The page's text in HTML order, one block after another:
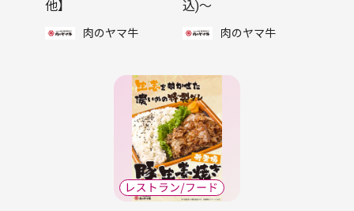
他】
肉のヤマ牛
込)〜
肉のヤマ牛